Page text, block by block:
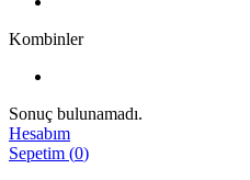
Kombinler
Sonuç bulunamadı.
Hesabım
Sepetim (0)